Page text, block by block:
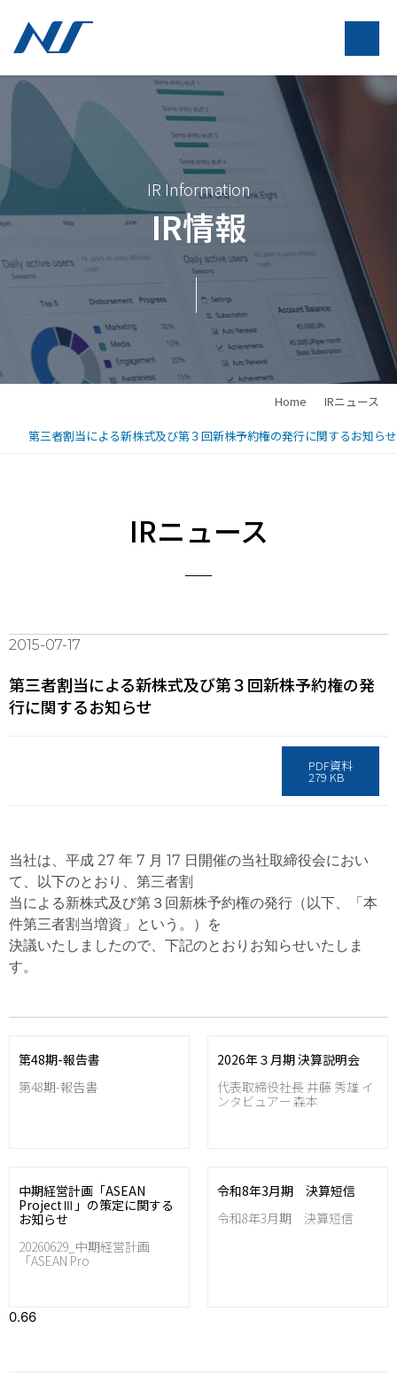
IR Information
IR情報
Home IRニュース
第三者割当による新株式及び第３回新株予約権の発行に関するお知らせ
IRニュース
2015-07-17
第三者割当による新株式及び第３回新株予約権の発
行に関するお知らせ
PDF資料
279 KB
当社は、平成 27 年 7 月 17 日開催の当社取締役会におい
て、以下のとおり、第三者割
当による新株式及び第３回新株予約権の発行（以下、「本
件第三者割当増資」という。）を
決議いたしましたので、下記のとおりお知らせいたしま
す。
第48期-報告書
第48期-報告書
2026年３月期 決算説明会
代表取締役社長 井藤 秀雄 イ
ンタビュアー 森本
中期経営計画「ASEAN
ProjectⅢ」の策定に関する
お知らせ
20260629_中期経営計画
「ASEAN Pro
令和8年3月期 決算短信
令和8年3月期 決算短信